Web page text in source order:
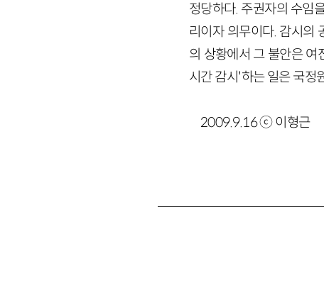
정당하다. 주권자의 수임
리이자 의무이다. 감시의
의 상황에서 그 불안은 여
시간 감시'하는 일은 국정
2009.9.16 ⓒ 이형근